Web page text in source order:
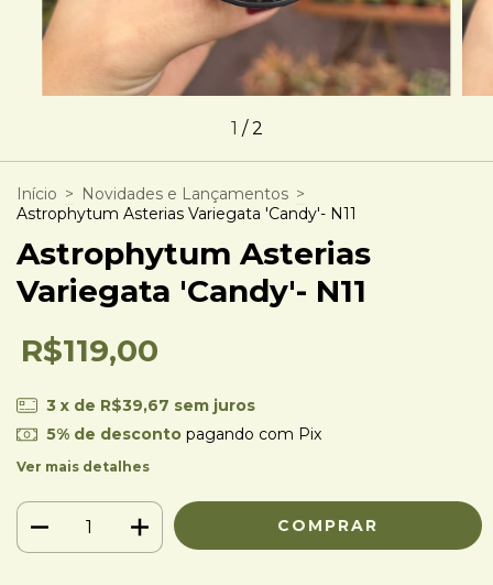
1 /2
Início > Novidades e Lançamentos >
Astrophytum Asterias Variegata 'Candy'- N11
Astrophytum Asterias
Variegata 'Candy'- N11
R$119,00
3 x de R$39,67 sem juros
5% de descontopagando com Pix
Ver mais detalhes